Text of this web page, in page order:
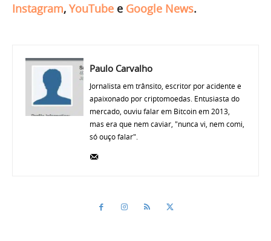
Instagram, YouTube e Google News.
Paulo Carvalho
Jornalista em trânsito, escritor por acidente e
apaixonado por criptomoedas. Entusiasta do
mercado, ouviu falar em Bitcoin em 2013,
mas era que nem caviar, "nunca vi, nem comi,
só ouço falar".